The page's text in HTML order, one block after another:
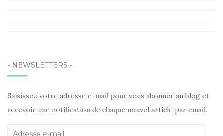
- NEWSLETTERS -
Saisissez votre adresse e-mail pour vous abonner au blog et
recevoir une notification de chaque nouvel article par email.
Adresse